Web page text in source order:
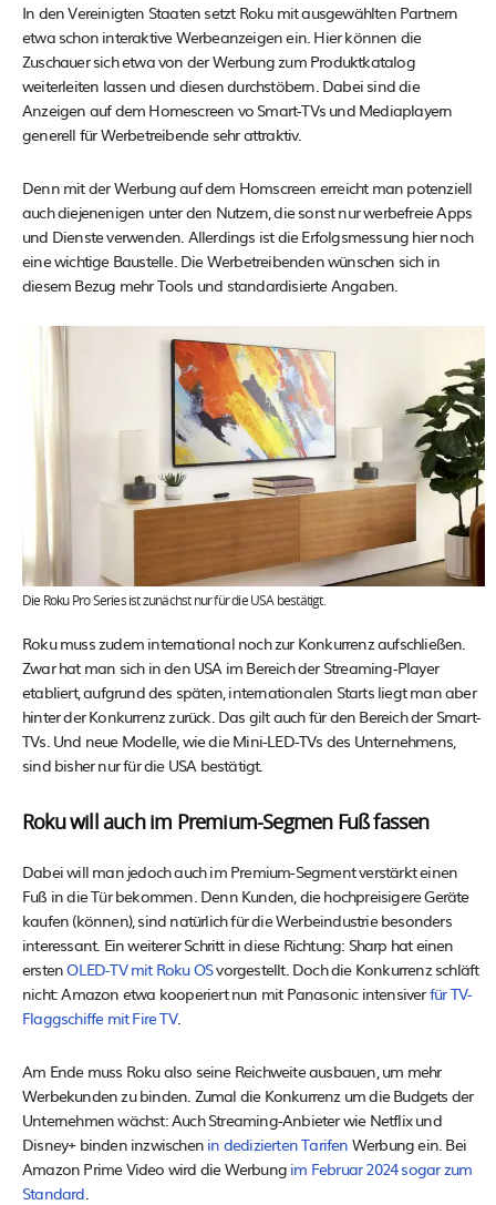
In den Vereinigten Staaten setzt Roku mit ausgewählten Partnern
etwa schon interaktive Werbeanzeigen ein. Hier können die
Zuschauer sich etwa von der Werbung zum Produktkatalog
weiterleiten lassen und diesen durchstöbern. Dabei sind die
Anzeigen auf dem Homescreen vo Smart-TVs und Mediaplayern
generell für Werbetreibende sehr attraktiv.
Denn mit der Werbung auf dem Homscreen erreicht man potenziell
auch diejenenigen unter den Nutzern, die sonst nur werbefreie Apps
und Dienste verwenden. Allerdings ist die Erfolgsmessung hier noch
eine wichtige Baustelle. Die Werbetreibenden wünschen sich in
diesem Bezug mehr Tools und standardisierte Angaben.
Die Roku Pro Series ist zunächst nur für die USA bestätigt.
Roku muss zudem international noch zur Konkurrenz aufschließen.
Zwar hat man sich in den USA im Bereich der Streaming-Player
etabliert, aufgrund des späten, internationalen Starts liegt man aber
hinter der Konkurrenz zurück. Das gilt auch für den Bereich der Smart-
TVs. Und neue Modelle, wie die Mini-LED-TVs des Unternehmens,
sind bisher nur für die USA bestätigt.
Roku will auch im Premium-Segmen Fuß fassen
Dabei will man jedoch auch im Premium-Segment verstärkt einen
Fuß in die Tür bekommen. Denn Kunden, die hochpreisigere Geräte
kaufen (können), sind natürlich für die Werbeindustrie besonders
interessant. Ein weiterer Schritt in diese Richtung: Sharp hat einen
erstenOLED-TV mit Roku OSvorgestellt. Doch die Konkurrenz schläft
nicht: Amazon etwa kooperiert nun mit Panasonic intensiverfür TV-
Flaggschiffe mit Fire TV.
Am Ende muss Roku also seine Reichweite ausbauen, um mehr
Werbekunden zu binden. Zumal die Konkurrenz um die Budgets der
Unternehmen wächst: Auch Streaming-Anbieter wie Netflix und
Disney+ binden inzwischen in dedizierten Tarifen Werbung ein. Bei
Amazon Prime Video wird die Werbung im Februar 2024 sogar zum
Standard